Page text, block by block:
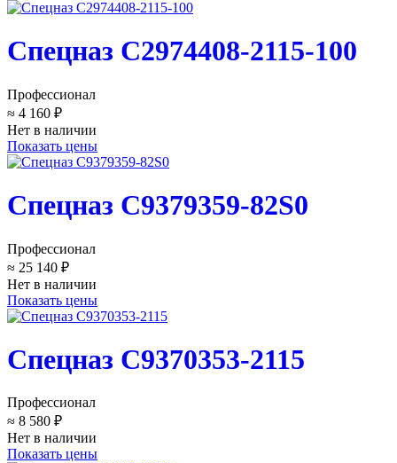
Спецназ C2974408-2115-100
Профессионал
≈ 4 160 ₽
Нет в наличии
Показать цены
Спецназ C9379359-82S0
Профессионал
≈ 25 140 ₽
Нет в наличии
Показать цены
Спецназ C9370353-2115
Профессионал
≈ 8 580 ₽
Нет в наличии
Показать цены